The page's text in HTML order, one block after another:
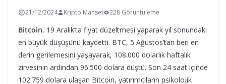
21/12/2024 Kripto Manset 228 Görüntüleme
Bitcoin, 19 Aralık’ta fiyat düzeltmesi yaparak yıl sonundaki
en büyük düşüşünü kaydetti. BTC, 5 Ağustos’tan beri en
derin gerilemesini yaşayarak, 108.000 dolarlık haftalık
zirvesinin ardından 96.500 dolara düştü. Son 24 saat içinde
102.759 dolara ulaşan Bitcoin, yatırımcıların psikolojik